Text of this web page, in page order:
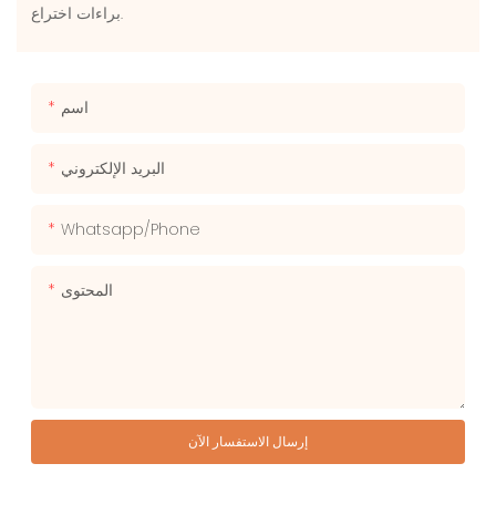
براءات اختراع.
اسم
البريد الإلكتروني
Whatsapp/phone
المحتوى
إرسال الاستفسار الآن